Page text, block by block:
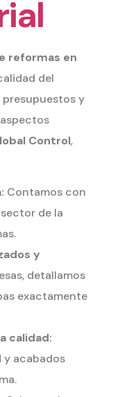
reformas en
del
y
Control,
Contamos con
de la
y
detallamos
exactamente
calidad:
y acabados